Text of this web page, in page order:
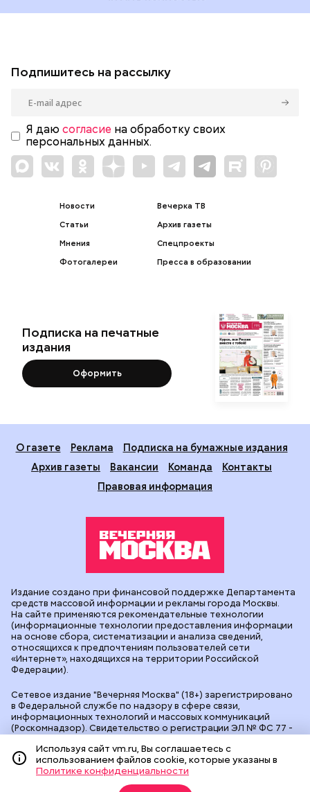
Подпишитесь на рассылку
Я даю согласие на обработку своих
персональных данных.
Новости
Статьи
Мнения
Фотогалереи
Вечерка ТВ
Архив газеты
Спецпроекты
Пресса в образовании
Подписка на печатные
издания
Оформить
О газете Реклама
Подписка на бумажные издания
Архив газеты
Вакансии Команда
Контакты
Правовая информация
Сетевое издание "Вечерняя Москва" (18+) зарегистрировано
в Федеральной службе по надзору в сфере связи,
информационных технологий и массовых коммуникаций
(Роскомнадзор). Свидетельство о регистрации ЭЛ № ФС 77 -
"Вечерняя Москва". Главный редакторvm.ru: Александр
Геннадьевич Глуходедов. Адрес редакции: 127015, г.Москва,
Бумажный пр-д, д. 14, стр. 2. Телефон:+7(499)557-04-24
. Почта для связи с редакцией сайта:
Издание создано при финансовой поддержке Департамента
средств массовой информации и рекламы города Москвы.
На сайте применяются рекомендательные технологии
(информационные технологии предоставления информации
на основе сбора, систематизации и анализа сведений,
относящихся к предпочтениям пользователей сети
«Интернет», находящихся на территории Российской
Федерации).
Используя сайт vm.ru, Вы соглашаетесь с
использованием файлов cookie, которые указаны в
Политике конфиденциальности